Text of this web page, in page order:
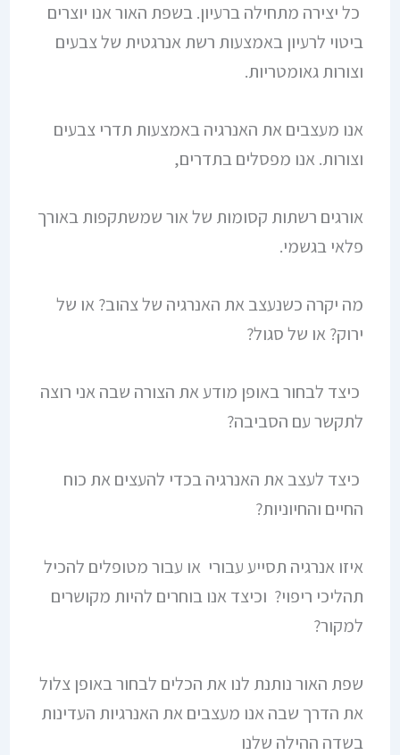
כל יצירה מתחילה ברעיון. בשפת האור אנו יוצרים
ביטוי לרעיון באמצעות רשת אנרגטית של צבעים
וצורות גאומטריות.
אנו מעצבים את האנרגיה באמצעות תדרי צבעים
וצורות. אנו מפסלים בתדרים,
אורגים רשתות קסומות של אור שמשתקפות באורך
פלאי בגשמי.
מה יקרה כשנעצב את האנרגיה של צהוב? או של
ירוק? או של סגול?
כיצד לבחור באופן מודע את הצורה שבה אני רוצה
לתקשר עם הסביבה?
כיצד לעצב את האנרגיה בכדי להעצים את כוח
החיים והחיוניות?
איזו אנרגיה תסייע עבורי או עבור מטופלים להכיל
תהליכי ריפוי? וכיצד אנו בוחרים להיות מקושרים
למקור?
שפת האור נותנת לנו את הכלים לבחור באופן צלול
את הדרך שבה אנו מעצבים את האנרגיות העדינות
בשדה ההילה שלנו